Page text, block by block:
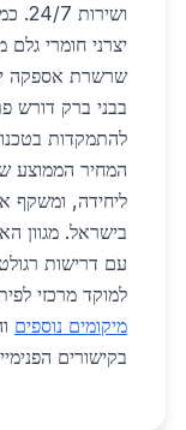
יצרני חומרי
שרשרת אספקה
בבני ברק דורש
להתמקדות
ליחידה, ומשקף
בישראל. מגוון
עם דרישות
למוקד מרכזי
מיקומים נוספים
בקישורים